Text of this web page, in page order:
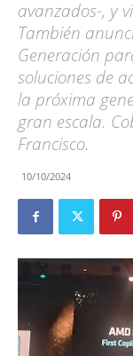
avanzados-, y
También
Generación
soluciones de
la próxima
gran escala.
Francisco.
10/10/2024